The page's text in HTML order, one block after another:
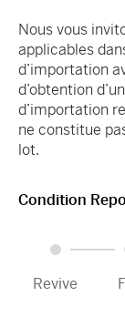
Nous vous
applicables
d’importation
d’obtention
d’importation
ne constitue
lot.
Condition
Revive